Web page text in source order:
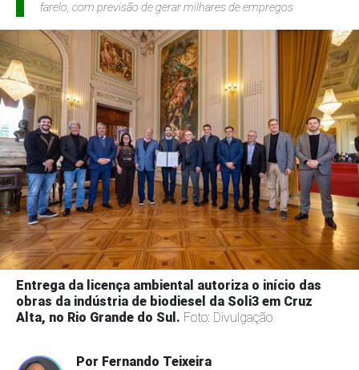
farelo, com previsão de gerar milhares de empregos
Entrega da licença ambiental autoriza o início das
obras da indústria de biodiesel da Soli3 em Cruz
Alta, no Rio Grande do Sul. Foto: Divulgação
Por Fernando Teixeira